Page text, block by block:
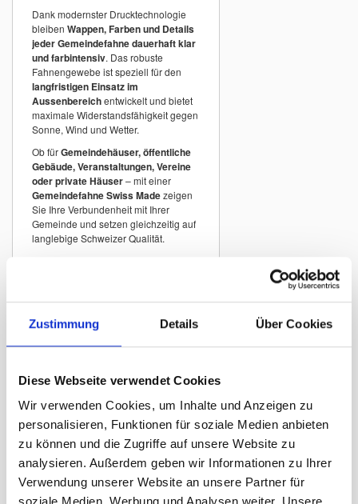
Zustimmung Details Über Cookies
Diese Webseite verwendet Cookies
Wir verwenden Cookies, um Inhalte und Anzeigen zu
personalisieren, Funktionen für soziale Medien anbieten
zu können und die Zugriffe auf unsere Website zu
analysieren. Außerdem geben wir Informationen zu Ihrer
Verwendung unserer Website an unsere Partner für
Dank modernster Drucktechnologie
bleiben Wappen, Farben und Details
jeder Gemeindefahne dauerhaft klar
und farbintensiv. Das robuste
Fahnengewebe ist speziell für den
langfristigen Einsatz im
Aussenbereichentwickelt und bietet
maximale Widerstandsfähigkeit gegen
Sonne, Wind und Wetter.
Ob fürGemeindehäuser, öffentliche
Gebäude, Veranstaltungen, Vereine
oder private Häuser– mit einer
Gemeindefahne Swiss Madezeigen
Sie Ihre Verbundenheit mit Ihrer
Gemeinde und setzen gleichzeitig auf
langlebige Schweizer Qualität.
Schweiz A–Z
In unserem Sortiment finden Sie
Gemeindefahnen vieler Schweizer
Wappen.
Gemeindefahne Zürich
Gemeindefahne Winterthur
Gemeindefahne St. Gallen
Gemeindefahne Luzern